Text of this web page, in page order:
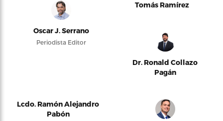
Oscar J. Serrano
Periodista Editor
Tomás Ramírez
Dr. Ronald Collazo
Pagán
Lcdo. Ramón Alejandro
Pabón